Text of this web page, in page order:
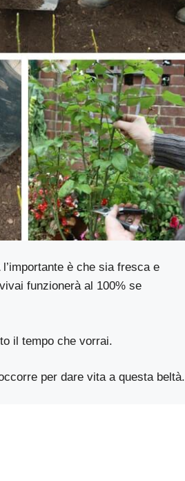
l’importante è che sia fresca e
funzionerà al 100% se
il tempo che vorrai.
per dare vita a questa beltà.